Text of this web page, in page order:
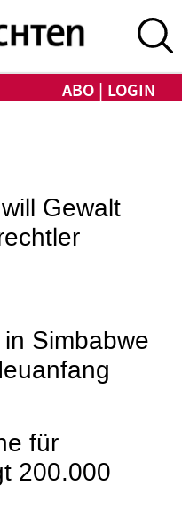
ABO LOGIN
Gewalt
Simbabwe
für
200.000